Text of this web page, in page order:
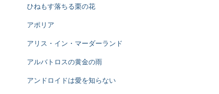
ひねもす落ちる栗の花
アポリア
アリス・イン・マーダーランド
アルバトロスの黄金の雨
アンドロイドは愛を知らない